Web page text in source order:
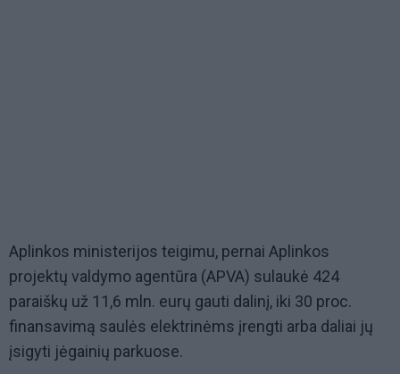
Aplinkos ministerijos teigimu, pernai Aplinkos
projektų valdymo agentūra (APVA) sulaukė 424
paraiškų už 11,6 mln. eurų gauti dalinį, iki 30 proc.
finansavimą saulės elektrinėms įrengti arba daliai jų
įsigyti jėgainių parkuose.